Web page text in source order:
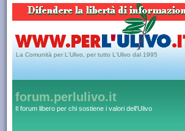
La Comunità per L'Ulivo, per tutto L'Ulivo dal 1995
forum.perlulivo.it
Il forum libero per chi sostiene i valori dell'Ulivo